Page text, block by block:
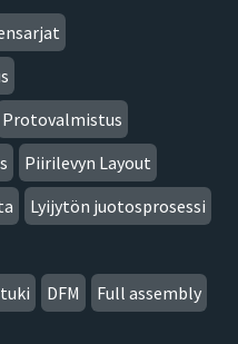
Protovalmistus
Piirilevyn Layout
Lyijytön juotosprosessi
DFM Full assembly